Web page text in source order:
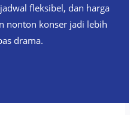
fleksibel, dan harga
nonton konser jadi lebih
drama.